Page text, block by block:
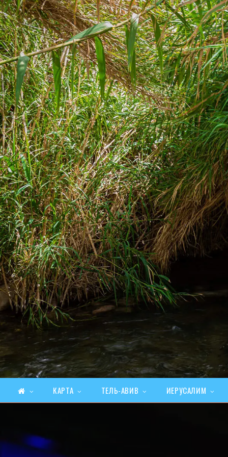
КАРТА ТЕЛЬ-АВИВ ИЕРУСАЛИМ